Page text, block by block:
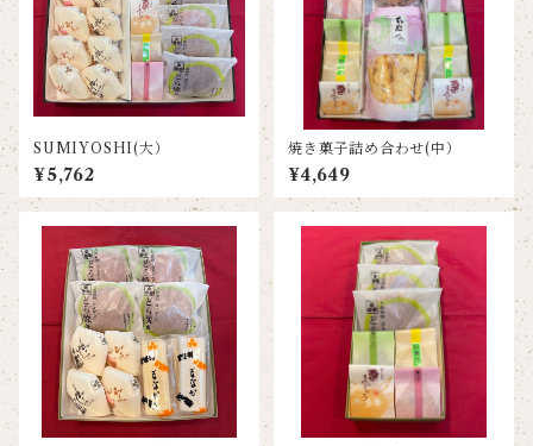
SUMIYOSHI(大）
¥5,762
焼き菓子詰め合わせ(中）
¥4,649